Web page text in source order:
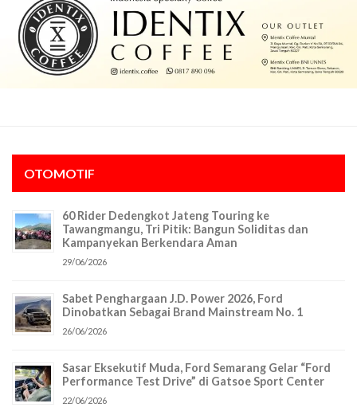
OTOMOTIF
60 Rider Dedengkot Jateng Touring ke
Tawangmangu, Tri Pitik: Bangun Soliditas dan
Kampanyekan Berkendara Aman
29/06/2026
Sabet Penghargaan J.D. Power 2026, Ford
Dinobatkan Sebagai Brand Mainstream No. 1
26/06/2026
Sasar Eksekutif Muda, Ford Semarang Gelar “Ford
Performance Test Drive” di Gatsoe Sport Center
22/06/2026